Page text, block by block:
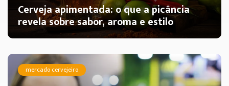
Cerveja apimentada: o que a picância
revela sobre sabor, aroma e estilo
mercado cervejeiro